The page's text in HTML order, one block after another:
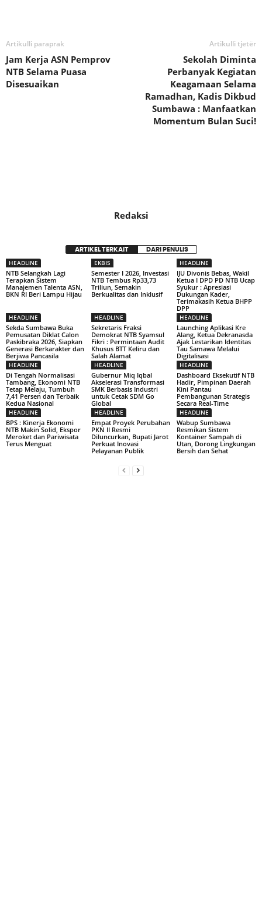
Artikulli paraprak
Jam Kerja ASN Pemprov
NTB Selama Puasa
Disesuaikan
Artikulli tjetër
Sekolah Diminta
Perbanyak Kegiatan
Keagamaan Selama
Ramadhan, Kadis Dikbud
Sumbawa : Manfaatkan
Momentum Bulan Suci!
Redaksi
ARTIKEL TERKAIT DARI PENULIS
HEADLINE
NTB Selangkah Lagi
Terapkan Sistem
Manajemen Talenta ASN,
BKN RI Beri Lampu Hijau
EKBIS
Semester I 2026, Investasi
NTB Tembus Rp33,73
Triliun, Semakin
Berkualitas dan Inklusif
HEADLINE
IJU Divonis Bebas, Wakil
Ketua I DPD PD NTB Ucap
Syukur : Apresiasi
Dukungan Kader,
Terimakasih Ketua BHPP
DPP
HEADLINE
Sekda Sumbawa Buka
Pemusatan Diklat Calon
Paskibraka 2026, Siapkan
Generasi Berkarakter dan
Berjiwa Pancasila
HEADLINE
Sekretaris Fraksi
Demokrat NTB Syamsul
Fikri : Permintaan Audit
Khusus BTT Keliru dan
Salah Alamat
HEADLINE
Launching Aplikasi Kre
Alang, Ketua Dekranasda
Ajak Lestarikan Identitas
Tau Samawa Melalui
Digitalisasi
HEADLINE
Di Tengah Normalisasi
Tambang, Ekonomi NTB
Tetap Melaju, Tumbuh
7,41 Persen dan Terbaik
Kedua Nasional
HEADLINE
Gubernur Miq Iqbal
Akselerasi Transformasi
SMK Berbasis Industri
untuk Cetak SDM Go
Global
HEADLINE
Dashboard Eksekutif NTB
Hadir, Pimpinan Daerah
Kini Pantau
Pembangunan Strategis
Secara Real-Time
HEADLINE
BPS : Kinerja Ekonomi
NTB Makin Solid, Ekspor
Meroket dan Pariwisata
Terus Menguat
HEADLINE
Empat Proyek Perubahan
PKN II Resmi
Diluncurkan, Bupati Jarot
Perkuat Inovasi
Pelayanan Publik
HEADLINE
Wabup Sumbawa
Resmikan Sistem
Kontainer Sampah di
Utan, Dorong Lingkungan
Bersih dan Sehat